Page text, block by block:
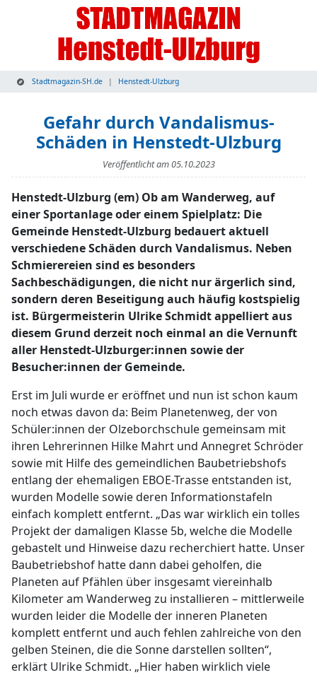
Stadtmagazin-SH.de Henstedt-Ulzburg
Gefahr durch Vandalismus-
Schäden in Henstedt-Ulzburg
Veröffentlicht am05.10.2023
Henstedt-Ulzburg (em) Ob am Wanderweg, auf
einer Sportanlage oder einem Spielplatz: Die
Gemeinde Henstedt-Ulzburg bedauert aktuell
verschiedene Schäden durch Vandalismus. Neben
Schmierereien sind es besonders
Sachbeschädigungen, die nicht nur ärgerlich sind,
sondern deren Beseitigung auch häufig kostspielig
ist. Bürgermeisterin Ulrike Schmidt appelliert aus
diesem Grund derzeit noch einmal an die Vernunft
aller Henstedt-Ulzburger:innen sowie der
Besucher:innen der Gemeinde.
Erst im Juli wurde er eröffnet und nun ist schon kaum
noch etwas davon da: Beim Planetenweg, der von
Schüler:innen der Olzeborchschule gemeinsam mit
ihren Lehrerinnen Hilke Mahrt und Annegret Schröder
sowie mit Hilfe des gemeindlichen Baubetriebshofs
entlang der ehemaligen EBOE-Trasse entstanden ist,
wurden Modelle sowie deren Informationstafeln
einfach komplett entfernt. „Das war wirklich ein tolles
Projekt der damaligen Klasse 5b, welche die Modelle
gebastelt und Hinweise dazu recherchiert hatte. Unser
Baubetriebshof hatte dann dabei geholfen, die
Planeten auf Pfählen über insgesamt viereinhalb
Kilometer am Wanderweg zu installieren – mittlerweile
wurden leider die Modelle der inneren Planeten
komplett entfernt und auch fehlen zahlreiche von den
gelben Steinen, die die Sonne darstellen sollten“,
erklärt Ulrike Schmidt. „Hier haben wirklich viele